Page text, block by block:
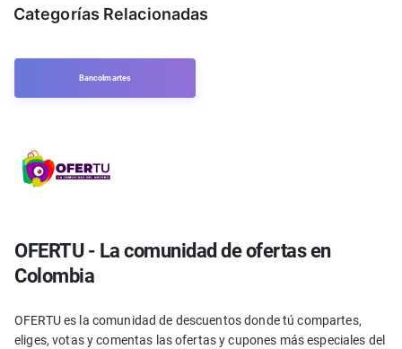
Categorías Relacionadas
Bancolmartes
OFERTU - La comunidad de ofertas en
Colombia
OFERTU es la comunidad de descuentos donde tú compartes,
eliges, votas y comentas las ofertas y cupones más especiales del